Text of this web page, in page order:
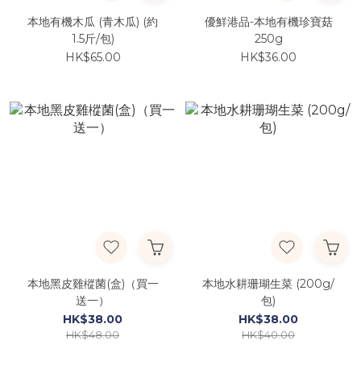
本地有機木瓜 (青木瓜) (約
1.5斤/包)
HK$65.00
優鮮港品-本地有機珍寶菇
250g
HK$36.00
本地黑皮雞樅菌(盒)（買一
送一）
HK$38.00
HK$48.00
本地水耕珊瑚生菜 (200g/
包)
HK$38.00
HK$40.00